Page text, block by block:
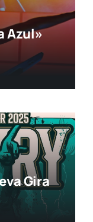
Azul»
Gira